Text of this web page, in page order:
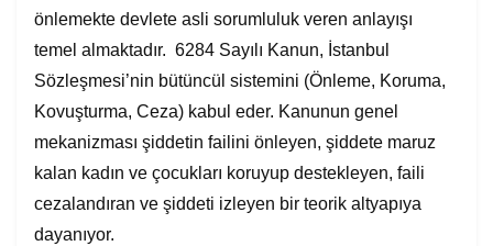
önlemekte devlete asli sorumluluk veren anlayışı
temel almaktadır. 6284 Sayılı Kanun, İstanbul
Sözleşmesi’nin bütüncül sistemini (Önleme, Koruma,
Kovuşturma, Ceza) kabul eder. Kanunun genel
mekanizması şiddetin failini önleyen, şiddete maruz
kalan kadın ve çocukları koruyup destekleyen, faili
cezalandıran ve şiddeti izleyen bir teorik altyapıya
dayanıyor.